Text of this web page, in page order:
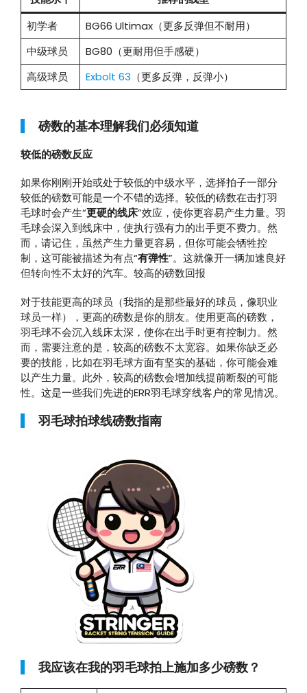
初学者
BG66 Ultimax（更多反弹但不耐用）
中级球员
BG80（更耐用但手感硬）
高级球员
Exbolt 63 （更多反弹，反弹小）
磅数的基本理解我们必须知道
较低的磅数反应
如果你刚刚开始或处于较低的中级水平，选择拍子一部分
较低的磅数可能是一个不错的选择。较低的磅数在击打羽
毛球时会产生“更硬的线床”效应，使你更容易产生力量。羽
毛球会深入到线床中，使执行强有力的出手更不费力。然
而，请记住，虽然产生力量更容易，但你可能会牺牲控
制，这可能被描述为有点“有弹性”。这就像开一辆加速良好
但转向性不太好的汽车。较高的磅数回报
对于技能更高的球员（我指的是那些最好的球员，像职业
球员一样），更高的磅数是你的朋友。使用更高的磅数，
羽毛球不会沉入线床太深，使你在出手时更有控制力。然
而，需要注意的是，较高的磅数不太宽容。如果你缺乏必
要的技能，比如在羽毛球方面有坚实的基础，你可能会难
以产生力量。此外，较高的磅数会增加线提前断裂的可能
性。这是一些我们先进的ERR羽毛球穿线客户的常见情况。
羽毛球拍球线磅数指南
我应该在我的羽毛球拍上施加多少磅数？